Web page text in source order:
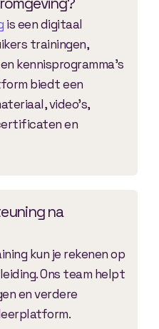
is een digitaal
trainingen,
kennisprogramma’s
biedt een
video’s,
en
na
kun je rekenen op
Ons team helpt
en verdere